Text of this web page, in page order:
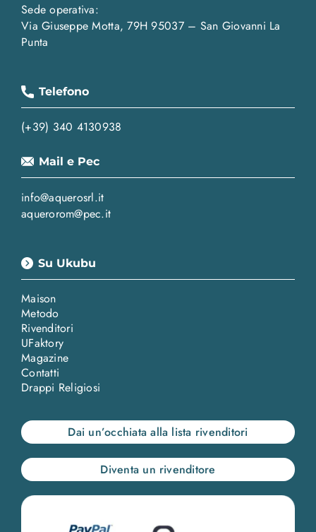
Sede operativa:
Via Giuseppe Motta, 79H 95037 – San Giovanni La
Punta
Telefono
(+39) 340 4130938
Mail e Pec
info@aquerosrl.it
aquerorom@pec.it
Su Ukubu
Maison
Metodo
Rivenditori
UFaktory
Magazine
Contatti
Drappi Religiosi
Dai un’occhiata alla lista rivenditori
Diventa un rivenditore